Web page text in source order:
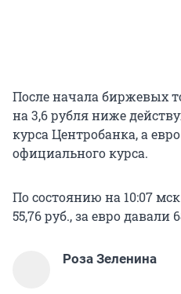
После начала биржевых
на 3,6 рубля ниже
курса Центробанка, а
официального курса.
По состоянию на 10:07
55,76 руб., за евро давали
Роза Зеленина